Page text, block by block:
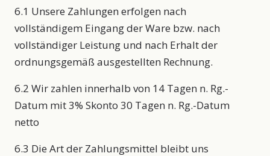
6.1 Unsere Zahlungen erfolgen nach
vollständigem Eingang der Ware bzw. nach
vollständiger Leistung und nach Erhalt der
ordnungsgemäß ausgestellten Rechnung.
6.2 Wir zahlen innerhalb von 14 Tagen n. Rg.-
Datum mit 3% Skonto 30 Tagen n. Rg.-Datum
netto
6.3 Die Art der Zahlungsmittel bleibt uns